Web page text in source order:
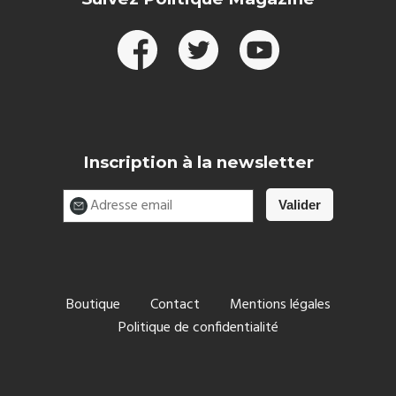
Inscription à la newsletter
Boutique Contact
Mentions légales
Politique de confidentialité